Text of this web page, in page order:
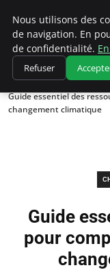
Accueil
Changements
Guide essentiel des
changement climatique
Guide
pour
Nous utilisons des
de navigation. En
de confidentialité.
Refuser